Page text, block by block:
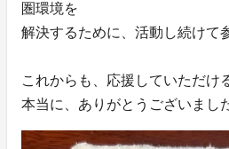
圏環境を
解決するために、活動し続けて
これからも、応援していただけ
本当に、ありがとうございまし